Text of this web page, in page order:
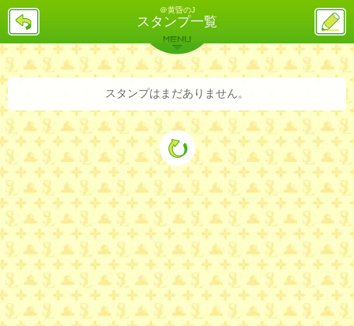
＠黄昏のJ
スタンプ一覧
戻
ス
投
稿
バックナンバー 詳細検索 ランキング
MENU
スタンプはまだありません。